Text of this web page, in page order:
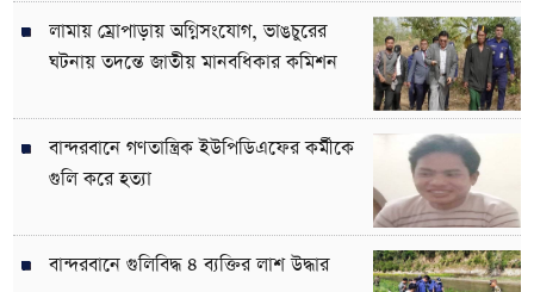
লামায় ম্রোপাড়ায় অগ্নিসংযোগ, ভাঙচুরের
ঘটনায় তদন্তে জাতীয় মানবধিকার কমিশন
বান্দরবানে গণতান্ত্রিক ইউপিডিএফের কর্মীকে
গুলি করে হত্যা
বান্দরবানে গুলিবিদ্ধ ৪ ব্যক্তির লাশ উদ্ধার